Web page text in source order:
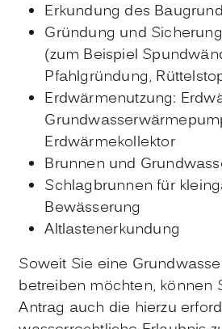
Erkundung des
Gründung und
(zum Beispiel
Pfahlgründung,
Erdwärmenutzung:
Erdwärmekollektor
Brunnen und
Schlagbrunnen für
Bewässerung
Altlastenerkundung
Soweit Sie eine
betreiben möchten, können
Antrag auch die hierzu